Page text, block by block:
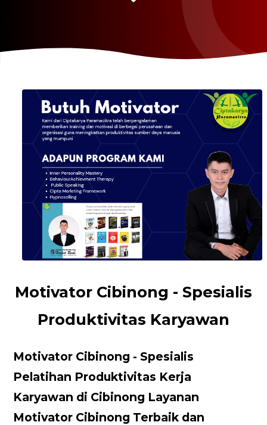
Motivator Cibinong - Spesialis
Produktivitas Karyawan
Motivator Cibinong - Spesialis
Pelatihan Produktivitas Kerja
Karyawan di Cibinong Layanan
Motivator Cibinong Terbaik dan